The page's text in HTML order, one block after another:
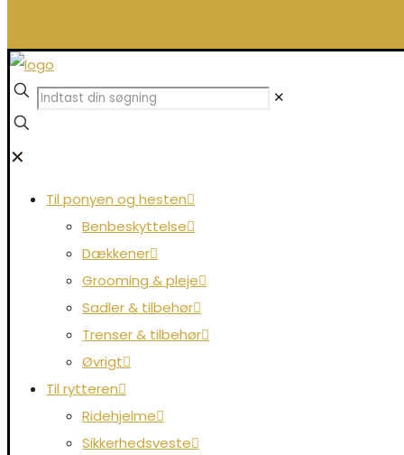
✕
✕
Til ponyen og hesten
Benbeskyttelse
Dækkener
Grooming & pleje
Sadler & tilbehør
Trenser & tilbehør
Øvrigt
Til rytteren
Ridehjelme
Sikkerhedsveste